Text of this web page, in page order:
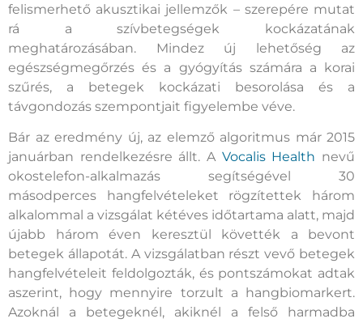
felismerhető akusztikai jellemzők – szerepére mutat
rá a szívbetegségek kockázatának
meghatározásában. Mindez új lehetőség az
egészségmegőrzés és a gyógyítás számára a korai
szűrés, a betegek kockázati besorolása és a
távgondozás szempontjait figyelembe véve.
Bár az eredmény új, az elemző algoritmus már 2015
januárban rendelkezésre állt. A Vocalis Health nevű
okostelefon-alkalmazás segítségével 30
másodperces hangfelvételeket rögzítettek három
alkalommal a vizsgálat kétéves időtartama alatt, majd
újabb három éven keresztül követték a bevont
betegek állapotát. A vizsgálatban részt vevő betegek
hangfelvételeit feldolgozták, és pontszámokat adtak
aszerint, hogy mennyire torzult a hangbiomarkert.
Azoknál a betegeknél, akiknél a felső harmadba